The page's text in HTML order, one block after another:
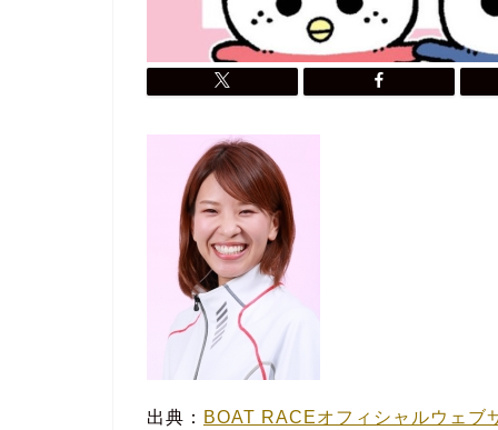
出典： BOAT RACEオフィシャルウェブ